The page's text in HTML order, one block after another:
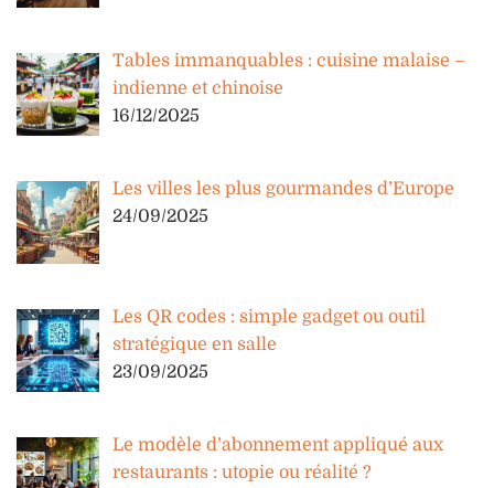
Tables immanquables : cuisine malaise –
indienne et chinoise
16/12/2025
Les villes les plus gourmandes d’Europe
24/09/2025
Les QR codes : simple gadget ou outil
stratégique en salle
23/09/2025
Le modèle d’abonnement appliqué aux
restaurants : utopie ou réalité ?